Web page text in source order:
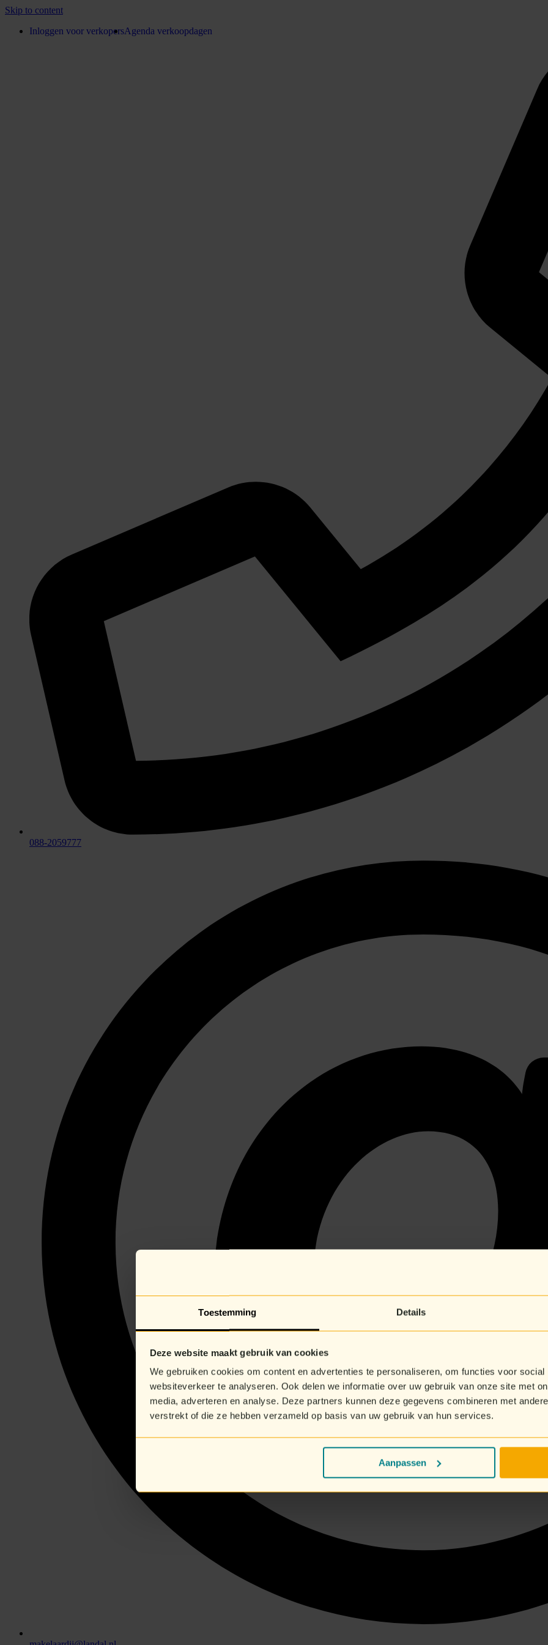
Toestemming Details
Deze website maakt gebruik van cookies
We gebruiken cookies om content en advertenties te personaliseren, om functies voor
websiteverkeer te analyseren. Ook delen we informatie over uw gebruik van onze site met
media, adverteren en analyse. Deze partners kunnen deze gegevens combineren met
verstrekt of die ze hebben verzameld op basis van uw gebruik van hun services.
Aanpassen
Skip to content
Inloggen voor verkopersAgenda verkoopdagen
088-2059777